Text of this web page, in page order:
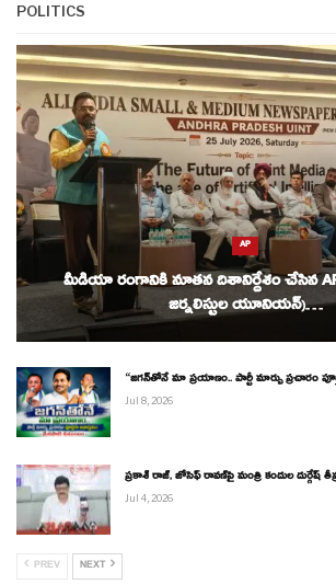
POLITICS
AP
మీడియా రంగానికి నూతన దిశానిర్దేశం చేసిన
జర్నలిస్టుల యూనియన్)…
“జగన్‌తోనే మా ప్రయాణం.. పార్టీ మార్పు ప్రచారం
Jul 8, 2026
ప్రకాశ్ రాజ్, జోసెఫ్ రావణ్‌పై మంత్రి కందుల దుర్గేష్
Jul 4, 2026
PREV NEXT